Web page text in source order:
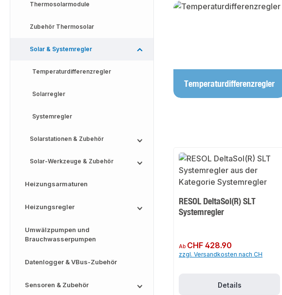
Thermosolarmodule
Zubehör Thermosolar
Solar & Systemregler
Temperaturdifferenzregler
Solarregler
Systemregler
Solarstationen & Zubehör
Solar-Werkzeuge & Zubehör
Heizungsarmaturen
Heizungsregler
Umwälzpumpen und
Brauchwasserpumpen
Datenlogger & VBus-Zubehör
Sensoren & Zubehör
Kategoriegalerie überspringen
Temperaturdifferenzregler
RESOL DeltaSol(R) SLT
Systemregler
Regulärer Preis:
Ab CHF 428.90
zzgl. Versandkosten nach CH
Details